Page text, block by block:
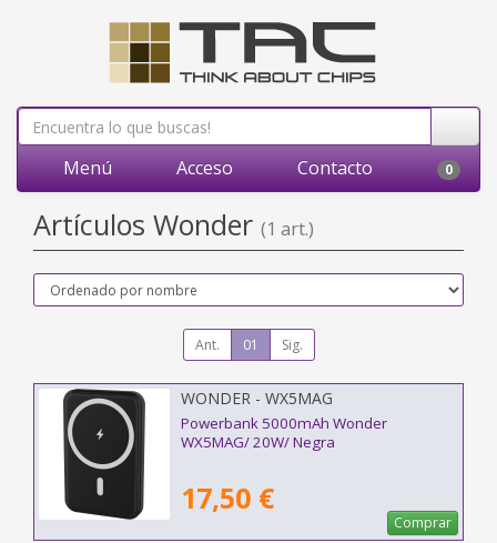
Menú Acceso Contacto 0
Artículos Wonder (1 art.)
Ant. 01 Sig.
WONDER - WX5MAG
Powerbank 5000mAh Wonder
WX5MAG/ 20W/ Negra
17,50 €
Comprar